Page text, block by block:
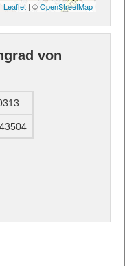
Leaflet | ©OpenStreetMap
von